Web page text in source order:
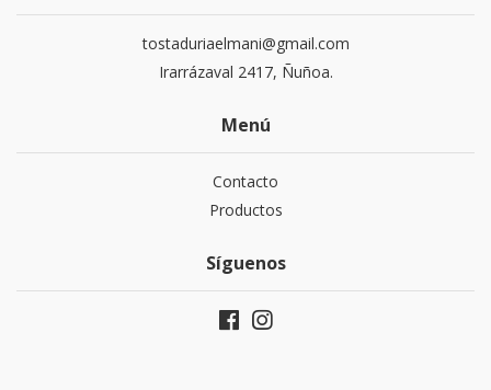
tostaduriaelmani@gmail.com
Irarrázaval 2417, Ñuñoa.
Menú
Contacto
Productos
Síguenos